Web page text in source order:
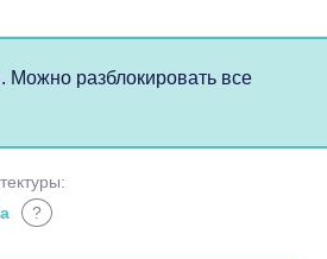
Можно разблокировать все
?